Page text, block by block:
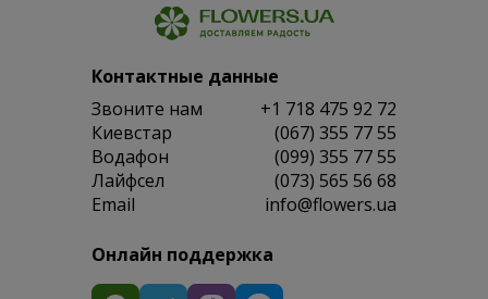
Контактные данные
Звоните нам
+1 718 475 92 72
Киевстар
(067) 355 77 55
Водафон
(099) 355 77 55
Лайфсел
(073) 565 56 68
Email
info@flowers.ua
Онлайн поддержка